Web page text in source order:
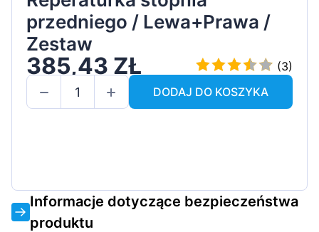
przedniego / Lewa+Prawa /
Zestaw
385,43 ZŁ
(3)
DODAJ DO KOSZYKA
Informacje dotyczące bezpieczeństwa
produktu